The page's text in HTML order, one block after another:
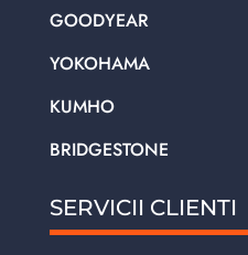
GOODYEAR
YOKOHAMA
KUMHO
BRIDGESTONE
SERVICII CLIENTI